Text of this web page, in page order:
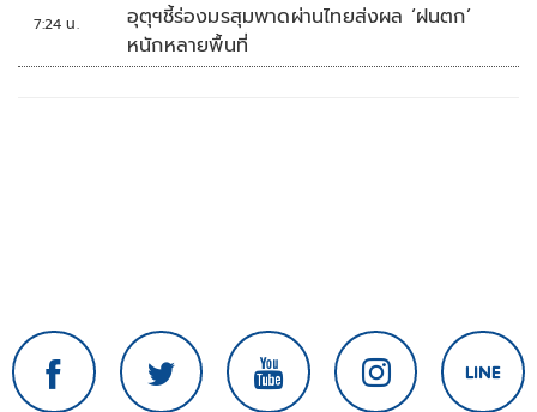
7:24 น.
อุตุฯชี้ร่องมรสุมพาดผ่านไทยส่งผล ‘ฝนตก’
หนักหลายพื้นที่